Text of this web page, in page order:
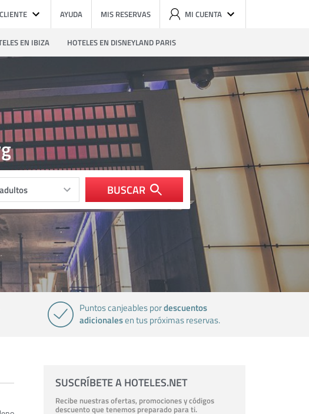
AYUDA MIS RESERVAS MI CUENTA
EN IBIZA HOTELES EN DISNEYLAND PARIS
BUSCAR
Puntos canjeables pordescuentos
adicionalesen tus próximas reservas.
SUSCRÍBETE A HOTELES.NET
Recibe nuestras ofertas, promociones y códigos
descuento que tenemos preparado para ti.